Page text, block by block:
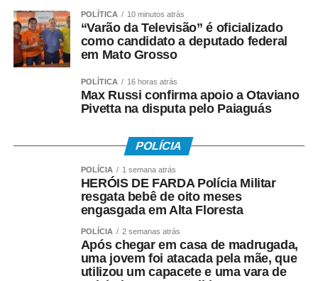
Amparo ao Trabalhador (FAT), com a habilitação feita
pelo Ministério do Trabalho e Emprego.
Como o pagamento é feito
Para trabalhadores da iniciativa privada (PIS)
• Crédito em conta corrente ou poupança da Caixa;
• Depósito em Poupança Social Digital, movimentada
pelo aplicativo Caixa Tem.
Quem não possui conta pode sacar:
POLÍTICA 10 minutos atrás
“Varão da Televisão” é oficializado
como candidato a deputado federal
em Mato Grosso
POLÍTICA 16 horas atrás
Max Russi confirma apoio a Otaviano
Pivetta na disputa pelo Paiaguás
POLÍCIA
POLÍCIA 1 semana atrás
HERÓIS DE FARDA Polícia Militar
resgata bebê de oito meses
engasgada em Alta Floresta
POLÍCIA 2 semanas atrás
Após chegar em casa de madrugada,
uma jovem foi atacada pela mãe, que
utilizou um capacete e uma vara de